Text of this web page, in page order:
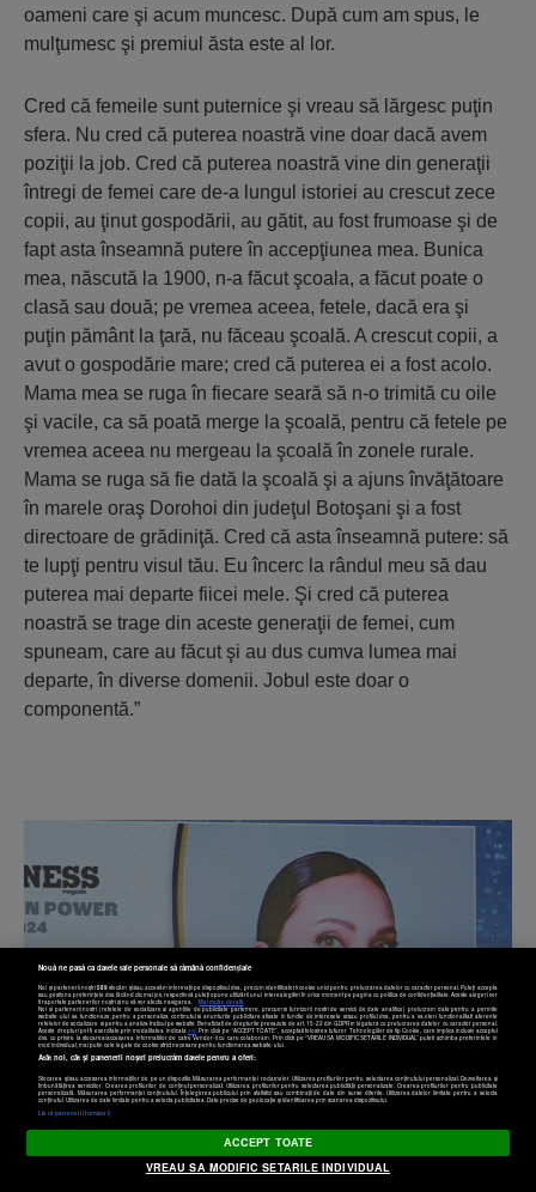
oameni care şi acum muncesc. După cum am spus, le
mulţumesc şi premiul ăsta este al lor.
Cred că femeile sunt puternice şi vreau să lărgesc puţin
sfera. Nu cred că puterea noastră vine doar dacă avem
poziţii la job. Cred că puterea noastră vine din generaţii
întregi de femei care de-a lungul istoriei au crescut zece
copii, au ţinut gospodării, au gătit, au fost frumoase şi de
fapt asta înseamnă putere în accepţiunea mea. Bunica
mea, născută la 1900, n-a făcut şcoala, a făcut poate o
clasă sau două; pe vremea aceea, fetele, dacă era şi
puţin pământ la ţară, nu făceau şcoală. A crescut copii, a
avut o gospodărie mare; cred că puterea ei a fost acolo.
Mama mea se ruga în fiecare seară să n-o trimită cu oile
şi vacile, ca să poată merge la şcoală, pentru că fetele pe
vremea aceea nu mergeau la şcoală în zonele rurale.
Mama se ruga să fie dată la şcoală şi a ajuns învăţătoare
în marele oraş Dorohoi din judeţul Botoşani şi a fost
directoare de grădiniţă. Cred că asta înseamnă putere: să
te lupţi pentru visul tău. Eu încerc la rândul meu să dau
puterea mai departe fiicei mele. Şi cred că puterea
noastră se trage din aceste generaţii de femei, cum
spuneam, care au făcut şi au dus cumva lumea mai
departe, în diverse domenii. Jobul este doar o
componentă.”
Setări cookies
Nouă ne pasă ca datele tale personale să rămână confidențiale
Noi și partenerii noștri589stocăm și/sau accesăm informații pe dispozitivul dvs., precum identificatorii cookie unici pentru prelucrarea datelor cu caracter personal. Puteți accepta
sau gestiona preferințele dvs. făcând clic mai jos, respectiv vă puteți opune utilizării unui interes legitim în orice moment pe pagina cu politica de confidențialitate. Aceste alegeri vor
fi raportate partenerilor noștri și nu vă vor afecta navigarea.
Mai multe detalii
Noi si partenerii nostri (retelele de socializare si agentiile de publicitate partenere, precum si furnizorii nostri de servicii de date analitice) prelucram date pentru a permite
website-ului sa functioneze, pentru a personaliza continutul si anunturile publicitare afisate in functie de interesele si/sau profilul dvs., pentru a va oferi functionalitati aferente
retelelor de socializare si pentru a analiza traficul pe website. Beneficiati de drepturile prevazute de art. 15-22 din GDPR in legatura cu prelucrarea datelor cu caracter personal.
Aceste drepturi pot fi exercitate prin modalitatea indicataaici. Prin click pe “ACCEPT TOATE”, acceptati folosirea tuturor Tehnologiilor de tip Cookie, care implica inclusiv acceptul
dvs. cu privire la stocarea/accesarea informatiilor de catre Vendor-ii cu care colaboram. Prin click pe “VREAU SA MODIFIC SETARILE INDIVIDUAL” puteti schimba preferintele in
mod individual, mai putin cele legate de cookie strict necesare pentru functionarea website-ului.
Atât noi, cât și partenerii noștri prelucrăm datele pentru a oferi:
Stocarea și/sau accesarea informațiilor de pe un dispozitiv. Măsurarea performanței reclamelor. Utilizarea profilurilor pentru selectarea conținutului personalizat. Dezvoltarea și
îmbunătățirea serviciilor. Crearea profilurilor de conținut personalizat. Utilizarea profilurilor pentru selectarea publicității personalizate. Crearea profilurilor pentru publicitate
personalizată. Măsurarea performanței conținutului. Înțelegerea publicului prin statistici sau combinații de date din surse diferite. Utilizarea datelor limitate pentru a selecta
conținutul. Utilizarea de date limitate pentru a selecta publicitatea. Date precise de geolocație și identificarea prin scanarea dispozitivului.
Listă parteneri (furnizori)
ACCEPT TOATE
VREAU SA MODIFIC SETARILE INDIVIDUAL